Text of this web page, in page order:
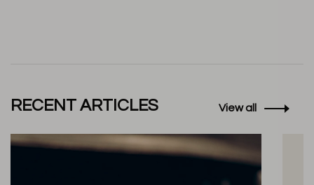
RECENT ARTICLES View all